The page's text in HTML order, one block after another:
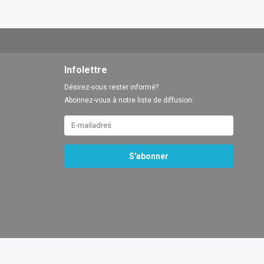
Infolettre
Désirez-vous rester informé?
Abonnez-vous à notre liste de diffusion:
S'abonner